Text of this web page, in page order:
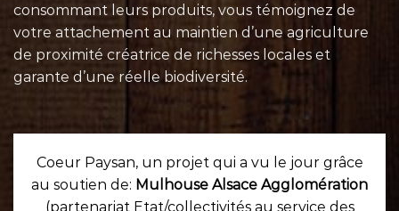
consommant leurs produits, vous témoignez de
votre attachement au maintien d’une agriculture
de proximité créatrice de richesses locales et
garante d’une réelle biodiversité.
Coeur Paysan, un projet qui a vu le jour grâce
au soutien de: Mulhouse Alsace Agglomération
(partenariat Etat/collectivités au service des